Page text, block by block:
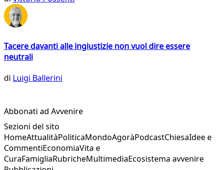
Tacere davanti alle ingiustizie non vuol dire essere
neutrali
di Luigi Ballerini
Abbonati ad Avvenire
Sezioni del sito
HomeAttualitàPoliticaMondoAgoràPodcastChiesaIdee e
CommentiEconomiaVita e
CuraFamigliaRubricheMultimediaEcosistema avvenire